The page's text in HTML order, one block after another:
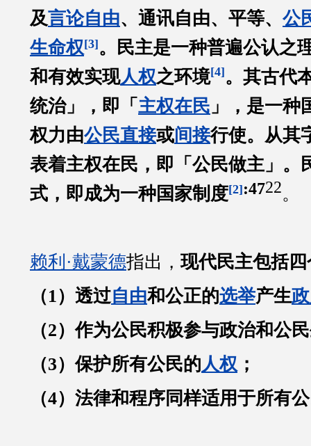
及言论自由、通讯自由、平等、 公
生命权[3]。民主是一种普遍公认之
和有效实现人权之环境[4]。其古代
统治」，即「 主权在民 」，是一种
权力由公民直接或间接行使。从其
表着主权在民，即「公民做主」。
式，即成为一种国家制度[2]:4722。
赖利·戴蒙德指出，现代民主包括
（1）透过自由和公正的选举产生
（2）作为公民积极参与政治和公
（3）保护所有公民的人权 ；
（4）法律和程序同样适用于所有